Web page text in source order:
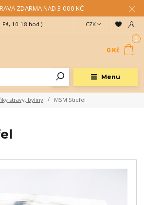
ZDARMA NAD 3 000 KČ
Menu
CZK
Pá, 10-18 hod.)
0
0 Kč
stravy, byliny MSM Stiefel